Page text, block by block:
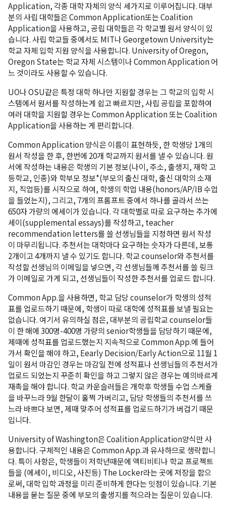
Application, 각종 대학 자체의 양식 세가지로 이루어집니다. 대부
분의 사립 대학들은 Common Application또는 Coalition
Application을 사용하고, 공립 대학들은 각 학교별 원서 양식이 있
습니다. 사립 학교들 중에서도 MIT나 Georgetown University는
학교 자체 입학 지원 양식을 사용합니다. University of Oregon,
Oregon State는 학교 자체 시스템이나 Common Application 어
느 것이라도 사용할 수 있습니다.
UO나 OSU같은 특정 대학 하나만 지원할 경우는 그 학교의 입학 시
스템에서 원서를 작성하는게 쉽고 빠르지만, 사립 공립을 포함하여
여러 대학을 지원할 경우는 Common Application 또는 Coalition
Application을 사용하는 게 편리합니다.
Common Application 양식은 이름이 표현하듯, 한 학생당 1개의
원서 작성을 한 후, 한번에 20개 학교까지 원서를 낼 수 있습니다. 원
서에 작성하는 내용은 학생의 기본 정보(나이, 주소, 출생지, 재학 고
등학교, 인종)와 학부모 정보*(부모의 출신 대학, 출신 대학의 소재
지, 직업등)를 시작으로 하여, 학생의 학업 내용(honors/AP/IB 수업
을 들었는지), 그리고, 7개의 프롬프트 중에서 하나를 골라서 쓰는
650자 가량의 에세이가 있습니다. 각 대학별로 따로 요구하는 추가에
세이(supplemental essays)를 작성하고, teacher
recommendation letters를 쓸 선생님들을 지정하면 원서 작성
이 마무리됩니다. 추천서는 대학마다 요구하는 숫자가 다른데, 보통
2개이고 4개까지 낼 수 있기도 합니다. 학교 counselor와 추천서를
작성할 선생님의 이메일을 넣으면, 각 선생님들께 추천서를 쓸 링크
가 이메일로 가게 되고, 선생님들이 작성한 추천서를 업로드 합니다.
Common App.을 사용하면, 학교 담당 counselor가 학생의 성적
표를 업로드하기 때문에, 학생이 따로 대학에 성적표를 보낼 필요는
없습니다. 여기서 유의하실 점은, 대부분의 공립학교 counselor들
이 한 해에 300명-400명 가량의 senior학생들을 담당하기 때문에,
제때에 성적표를 업로드했는지 지속적으로 Common App.에 들어
가서 확인을 해야 하고, Eearly Decision/Early Action으로 11월 1
일이 원서 마감인 경우는 마감일 전에 성적표나 선생님들의 추천서가
업로드 되었는지 꾸준히 확인을 하고 그렇지 않은 경우는 예의바르게
재촉을 해야 합니다. 학교 카운슬러들은 개학후 학생들 수업 스케쥴
을 바꾸느라 9월 한달이 훌쩍 가버리고, 담당 학생들의 추천서를 쓰
느라 바쁘다 보면, 제때 맞추어 성적표를 업로드하기가 버겁기 때문
입니다.
University of Washington은 Coalition Application양식만 사
용합니다. 구체적인 내용은 Common App.과 유사하므로 생략합니
다. 특이 사항은, 학생들이 저학년때문에 액티비티나 학교 프로젝트
들을 (에세이, 비디오, 사진등) The Locker라는 곳에 저장을 함으
로써, 대학 입학 과정을 미리 준비하게 한다는 잇점이 있습니다. 기본
내용을 묻는 질문 중에 부모의 출생지를 적으라는 질문이 있습니다.